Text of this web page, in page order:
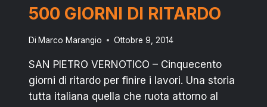
500 GIORNI DI RITARDO
Di Marco Marangio Ottobre 9, 2014
SAN PIETRO VERNOTICO – Cinquecento
giorni di ritardo per finire i lavori. Una storia
tutta italiana quella che ruota attorno al